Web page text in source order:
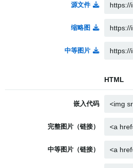
源文件
缩略图
中等图片
HTML
嵌入代码
完整图片（链接）
中等图片（链接）